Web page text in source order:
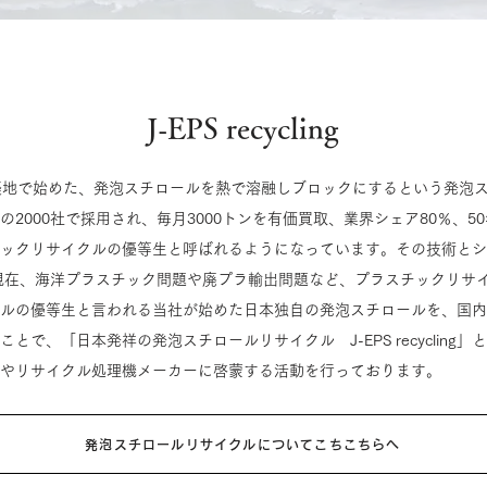
J-EPS recycling
で始めた、発泡スチロールを熱で溶融しブロックにするという発泡
2000社で採用され、毎月3000トンを有価買取、業界シェア80％、
クリサイクルの優等生と呼ばれるようになっています。その技術と
、海洋プラスチック問題や廃プラ輸出問題など、プラスチックリサ
の優等生と言われる当社が始めた日本独自の発泡スチロールを、国
とで、「日本発祥の発泡スチロールリサイクル J-EPS recycling」
リサイクル処理機メーカーに啓蒙する活動を行っております。
発泡スチロールリサイクルについてこちこちらへ